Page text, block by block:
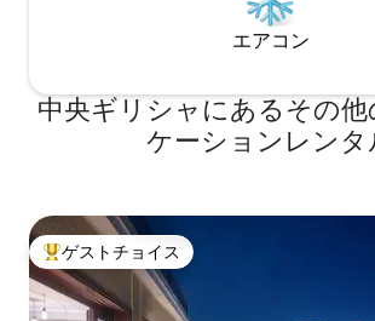
エアコン
中央ギリシャにあるその
ケーションレンタ
大好評のゲストチョイスです。
ゲストチョイス